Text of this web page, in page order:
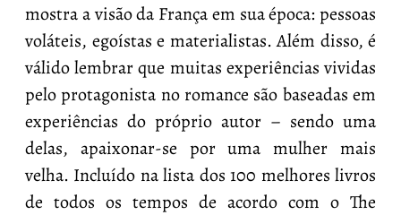
mostra a visão da França em sua época: pessoas
voláteis, egoístas e materialistas. Além disso, é
válido lembrar que muitas experiências vividas
pelo protagonista no romance são baseadas em
experiências do próprio autor – sendo uma
delas, apaixonar-se por uma mulher mais
velha. Incluído na lista dos 100 melhores livros
de todos os tempos de acordo com o The